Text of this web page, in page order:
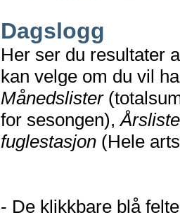
Dagslogg
Her ser du resultater
kan velge om du vil
Månedslister
for sesongen),
fuglestasjon (Hele
- De klikkbare blå